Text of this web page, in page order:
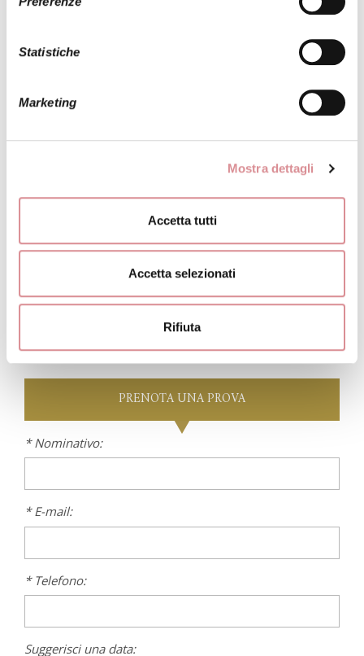
Statistiche
Marketing
Mostra dettagli
Accetta tutti
Accetta selezionati
Rifiuta
INVIA LA FOTO DI QUESTO ABITO A UNA
ALBERTO PALATCHI
Abito da sposa dalla linea a sirena in tulle glitter e
PRENOTAUNA PROVA
* Nominativo:
* E-mail:
* Telefono:
Suggerisci una data: